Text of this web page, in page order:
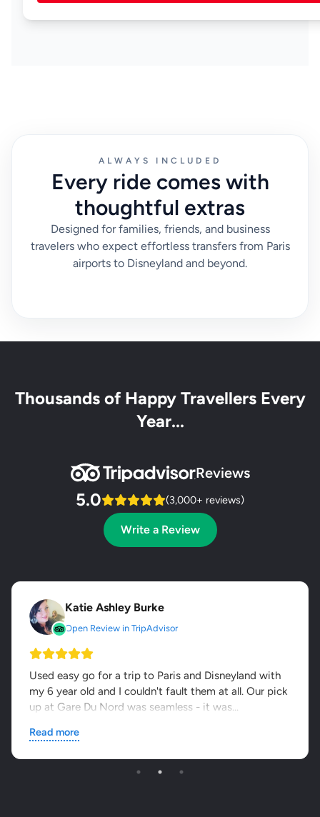
ALWAYS INCLUDED
Every ride comes with
thoughtful extras
Designed for families, friends, and business
travelers who expect effortless transfers from Paris
airports to Disneyland and beyond.
Thousands of Happy Travellers Every
Year...
Reviews
5.0 (3,000+ reviews)
Write a Review
Katie Ashley Burke
Open Review in TripAdvisor
Used easy go for a trip to Paris and Disneyland with
my 6 year old and I couldn't fault them at all. Our pick
up at Gare Du Nord was seamless - it was...
Read more